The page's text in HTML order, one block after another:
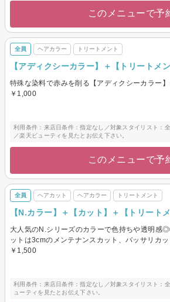
このメニューで予
全員 ヘアカラー トリートメント
【アディクシーカラー】＋【トリートメン
特殊な染料で赤みを削る【アディクシーカラー
￥1,000
利用条件：来店日条件：指定なし／対象スタイリスト：
／楽天ビューティを見たとお伝え下さい。
このメニューで予
全員 ヘアカット ヘアカラー トリートメント
【N.カラー】＋【カット】＋【トリートメ
大人気のN.シリーズのカラーで色持ちや透明感
ットは3cmのメンテナンスカット、バッサリカ
￥1,500
利用条件：来店日条件：指定なし／対象スタイリスト：
ューティを見たとお伝え下さい。